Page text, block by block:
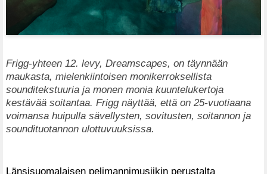
Frigg-yhteen 12. levy, Dreamscapes, on täynnään
maukasta, mielenkiintoisen monikerroksellista
sounditekstuuria ja monen monia kuuntelukertoja
kestävää soitantaa. Frigg näyttää, että on 25-vuotiaana
voimansa huipulla sävellysten, sovitusten, soitannon ja
soundituotannon ulottuvuuksissa.
Länsisuomalaisen pelimannimusiikin perustalta